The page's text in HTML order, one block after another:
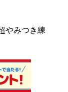
やみつき練